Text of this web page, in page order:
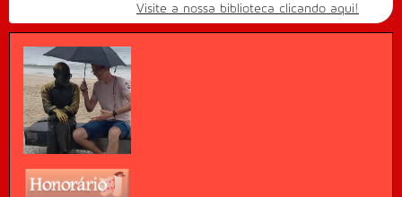
Visite a nossa biblioteca clicando aqui!